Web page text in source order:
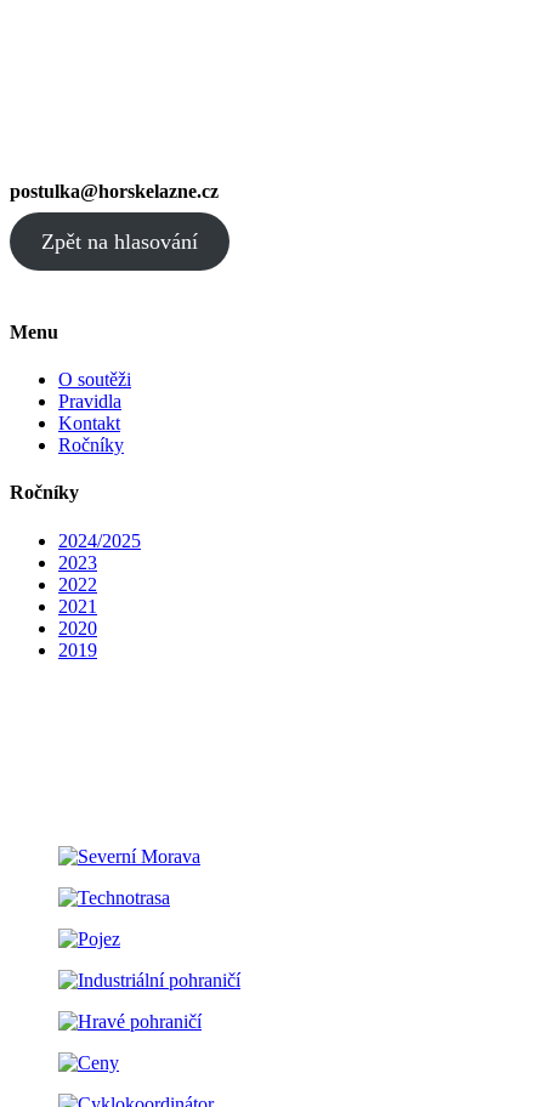
postulka@horskelazne.cz
Zpět na hlasování
Menu
O soutěži
Pravidla
Kontakt
Ročníky
Ročníky
2024/2025
2023
2022
2021
2020
2019